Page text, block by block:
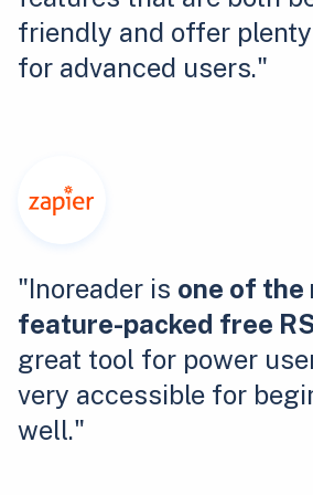
friendly and offer
for advanced users."
"Inoreader is one of the
feature-packed free
great tool for power
very accessible for
well."